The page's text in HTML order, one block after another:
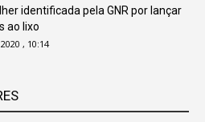
identificada pela GNR por lançar
ao lixo
, 10:14